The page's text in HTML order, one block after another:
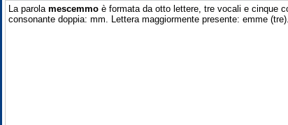
La parola mescemmo è formata da otto lettere, tre vocali e cinque
consonante doppia: mm. Lettera maggiormente presente: emme (tre).